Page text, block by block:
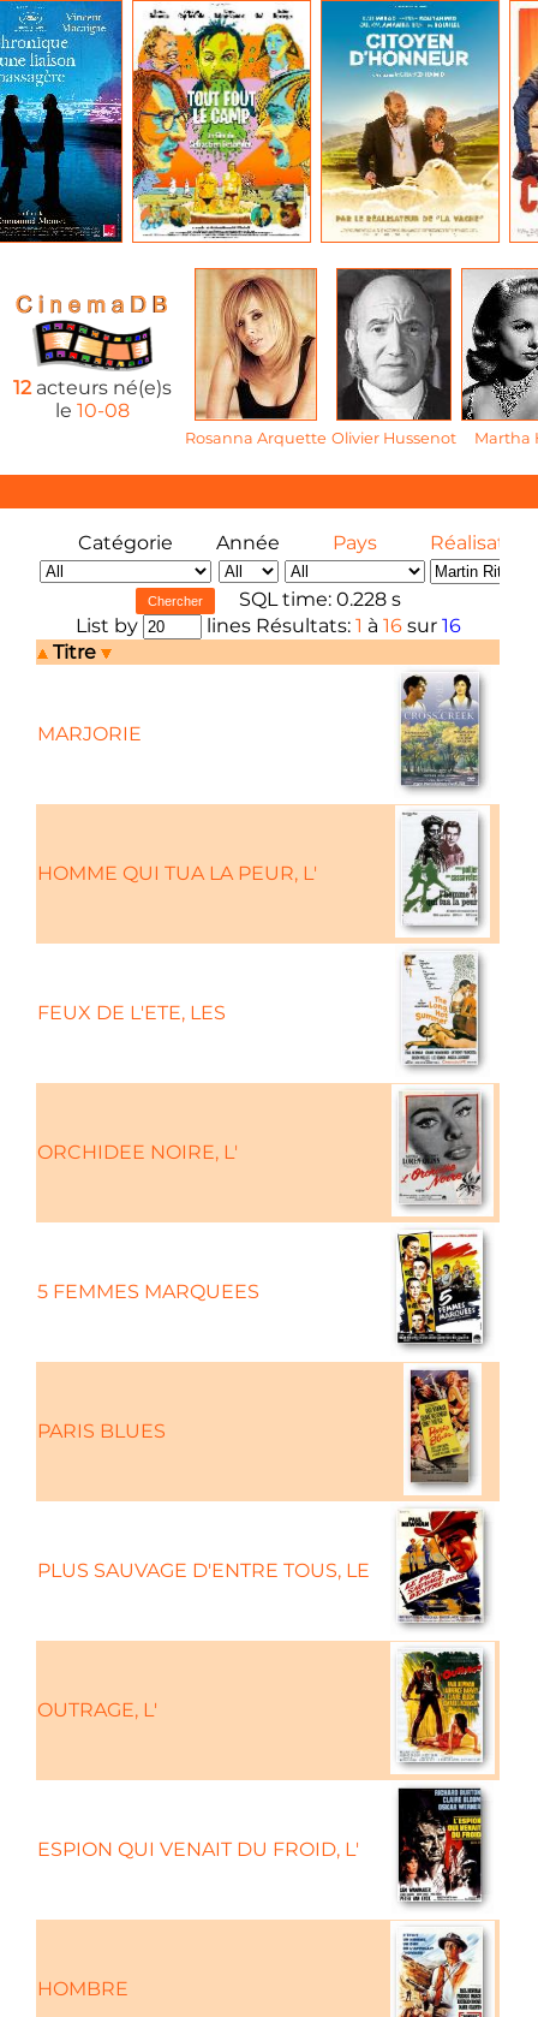
12acteurs né(e)s
le 10-08
Rosanna Arquette Olivier Hussenot Martha
Catégorie Année Pays Réalisateur
SQL time: 0.228 s
List by
lines Résultats: 1 à 16sur 16
Titre
MARJORIE
HOMME QUI TUA LA PEUR, L'
FEUX DE L'ETE, LES
ORCHIDEE NOIRE, L'
5 FEMMES MARQUEES
PARIS BLUES
PLUS SAUVAGE D'ENTRE TOUS, LE
OUTRAGE, L'
ESPION QUI VENAIT DU FROID, L'
HOMBRE